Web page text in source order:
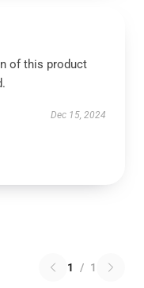
of this product
Dec 15, 2024
1 / 1